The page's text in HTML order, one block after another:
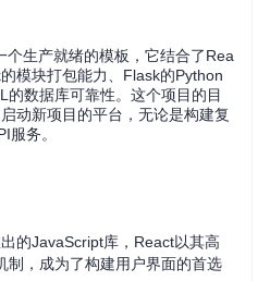
生产就绪的模板，它结合了Rea
模块打包能力、Flask的Python
的数据库可靠性。这个项目的目
动新项目的平台，无论是构建复
服务。
的JavaScript库，React以其高
制，成为了构建用户界面的首选